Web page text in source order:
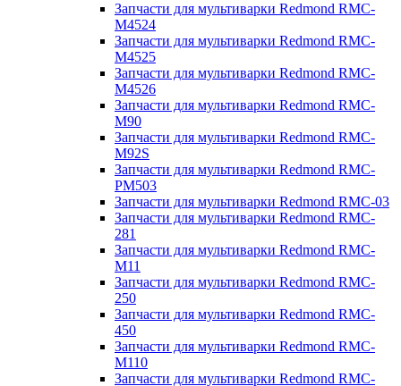
Запчасти для мультиварки Redmond RMC-
M4524
Запчасти для мультиварки Redmond RMC-
M4525
Запчасти для мультиварки Redmond RMC-
M4526
Запчасти для мультиварки Redmond RMC-
M90
Запчасти для мультиварки Redmond RMC-
M92S
Запчасти для мультиварки Redmond RMC-
PM503
Запчасти для мультиварки Redmond RMC-03
Запчасти для мультиварки Redmond RMC-
281
Запчасти для мультиварки Redmond RMC-
M11
Запчасти для мультиварки Redmond RMC-
250
Запчасти для мультиварки Redmond RMC-
450
Запчасти для мультиварки Redmond RMC-
M110
Запчасти для мультиварки Redmond RMC-